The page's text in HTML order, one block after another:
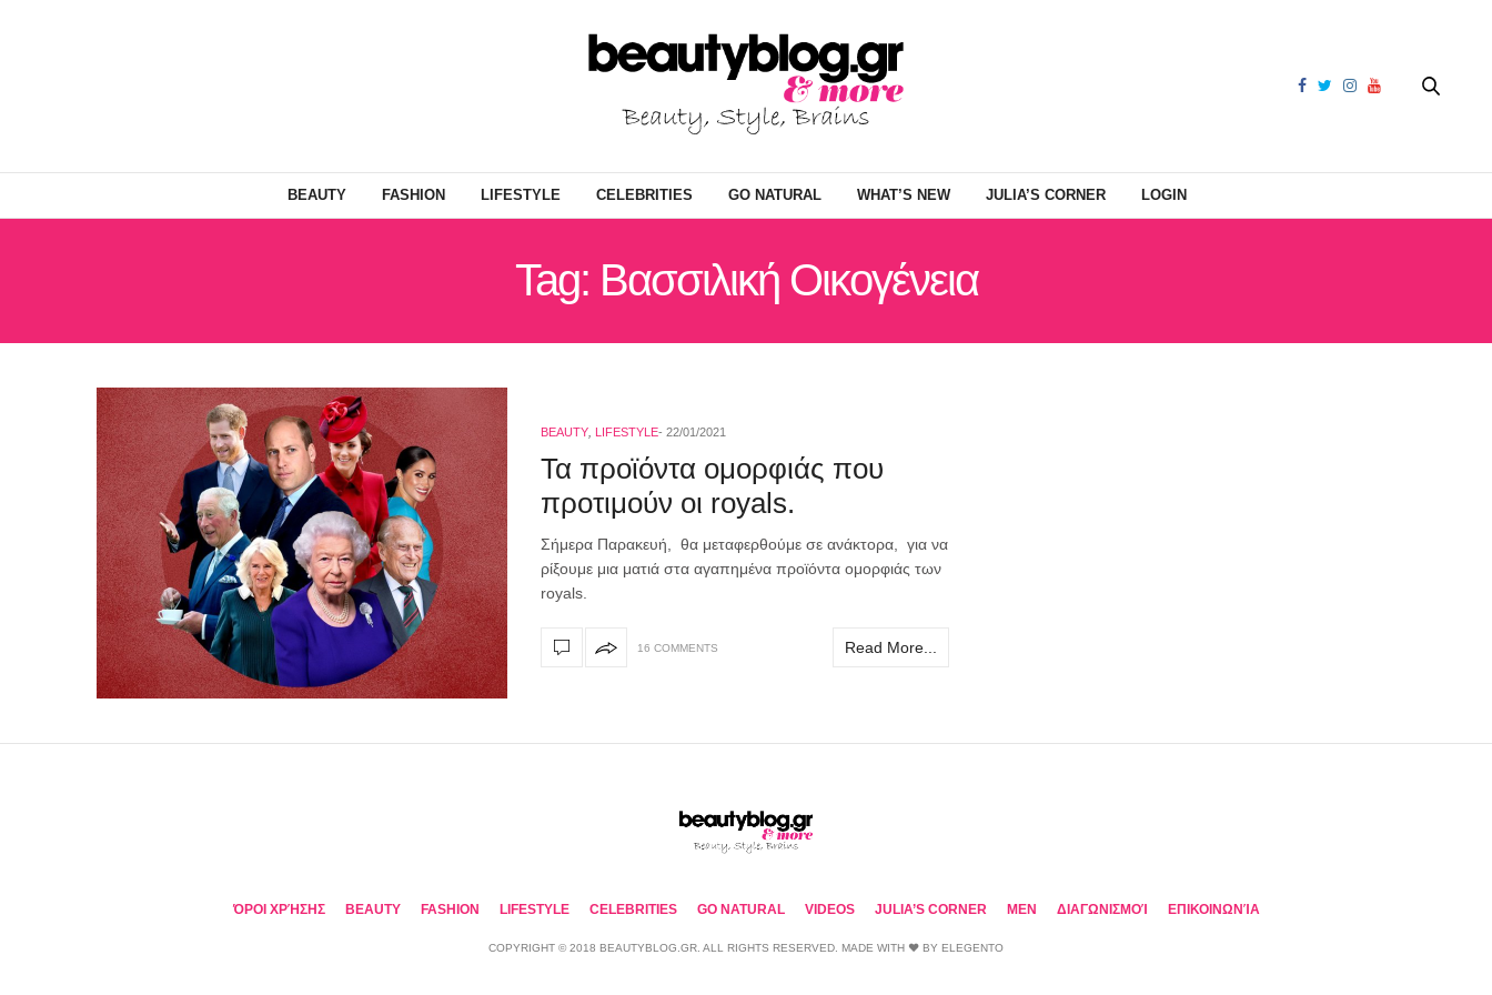
BEAUTY FASHION LIFESTYLE CELEBRITIES GO NATURAL WHAT’S NEW JULIA’S CORNER LOGIN
Tag: Βασσιλική Οικογένεια
BEAUTY, LIFESTYLE 22/01/2021
Τα προϊόντα ομορφιάς που
προτιμούν οι royals.
Σήμερα Παρακευή, θα μεταφερθούμε σε ανάκτορα, για να
ρίξουμε μια ματιά στα αγαπημένα προϊόντα ομορφιάς των
royals.
16 COMMENTS Read More...
ΌΡΟΙ ΧΡΉΣΗΣ BEAUTY FASHION LIFESTYLE CELEBRITIES GO NATURAL VIDEOS JULIA’S CORNER MEN ΔΙΑΓΩΝΙΣΜΟΊ ΕΠΙΚΟΙΝΩΝΊΑ
COPYRIGHT © 2018 BEAUTYBLOG.GR. ALL RIGHTS RESERVED. MADE WITH ❤ BY ELEGENTO